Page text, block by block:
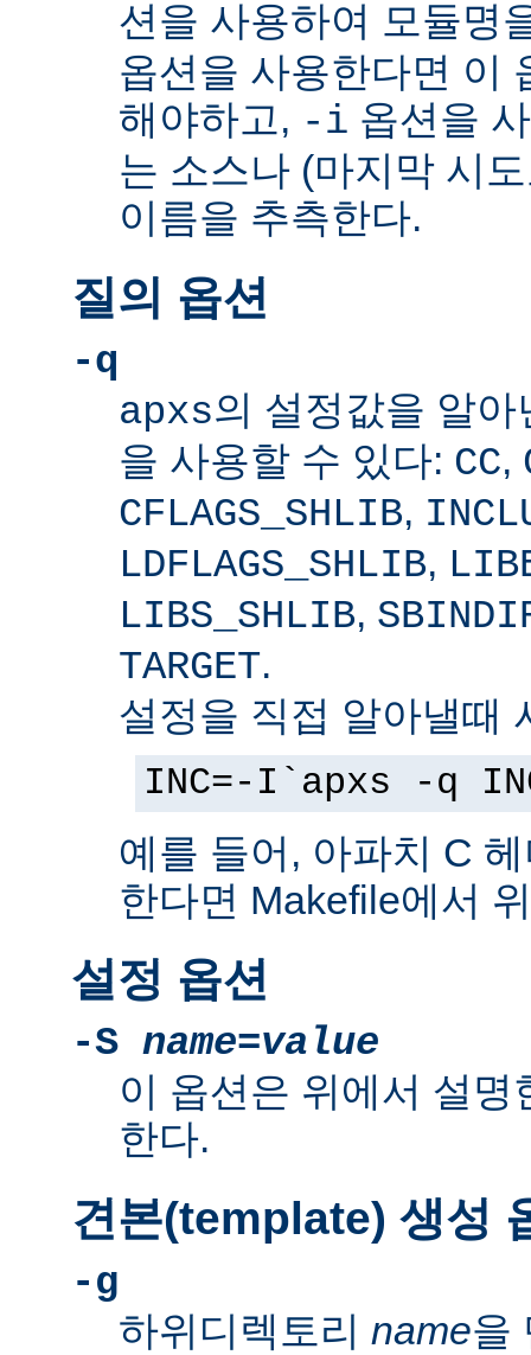
션을 사용하여 모듈명
옵션을 사용한다면 이
해야하고, -i 옵션을
는 소스나 (마지막 시
이름을 추측한다.
질의 옵션
-q
apxs의 설정값을 알
을 사용할 수 있다: CC,
CFLAGS_SHLIB,
LDFLAGS_SHLIB,
LIBS_SHLIB,
TARGET.
설정을 직접 알아낼때
INC=-I`apxs -q
예를 들어, 아파치 C
한다면 Makefile에서
설정 옵션
-S name=value
이 옵션은 위에서 설
한다.
견본(template) 생성
-g
하위디렉토리 name을